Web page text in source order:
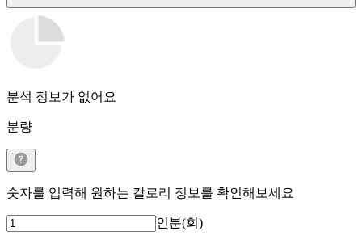
분석 정보가 없어요
분량
숫자를 입력해 원하는 칼로리 정보를 확인해보세요
인분(회)